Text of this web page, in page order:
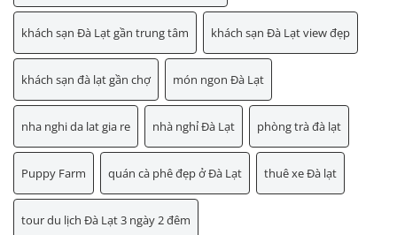
khách sạn Đà Lạt gần trung tâm khách sạn Đà Lạt view đẹp
khách sạn đà lạt gần chợ món ngon Đà Lạt
nha nghi da lat gia re nhà nghỉ Đà Lạt phòng trà đà lạt
Puppy Farm quán cà phê đẹp ở Đà Lạt thuê xe Đà lạt
tour du lịch Đà Lạt 3 ngày 2 đêm